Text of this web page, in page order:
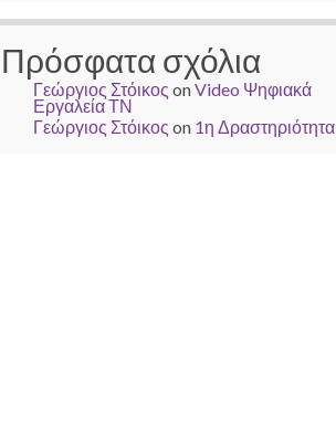
Πρόσφατα σχόλια
Γεώργιος Στόικος onVideo Ψηφιακά
Εργαλεία ΤΝ
Γεώργιος Στόικος on 1η Δραστηριότητα